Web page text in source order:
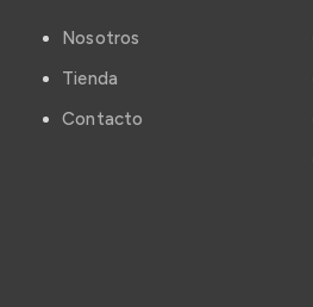
Nosotros
Tienda
Contacto